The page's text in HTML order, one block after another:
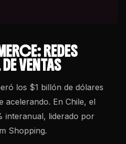
REDES
VENTAS
los $1 billón de dólares
acelerando. En Chile, el
interanual, liderado por
Shopping.